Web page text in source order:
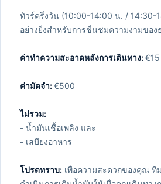
ทัวร์ครึ่งวัน (10:00-14:00 น. / 14:30-
อย่างยิ่งสำหรับการชื่นชมความงามของ
ค่าทำความสะอาดหลังการเดินทาง:€15
ค่ามัดจำ:€500
ไม่รวม:
- น้ำมันเชื้อเพลิง และ
- เสบียงอาหาร
โปรดทราบ:เพื่อความสะดวกของคุณ ทีม